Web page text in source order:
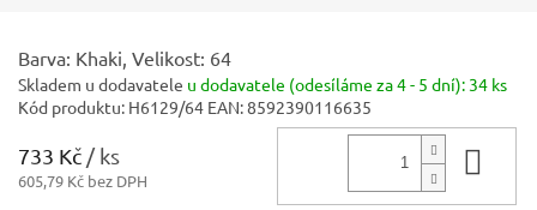
Barva: Khaki, Velikost: 64
Skladem u dodavatele u dodavatele (odesíláme za 4 - 5 dní): 34 ks
Kód produktu: H6129/64 EAN:8592390116635
733 Kč / ks
605,79 Kč bez DPH